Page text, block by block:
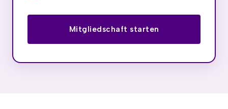
Mitgliedschaft starten